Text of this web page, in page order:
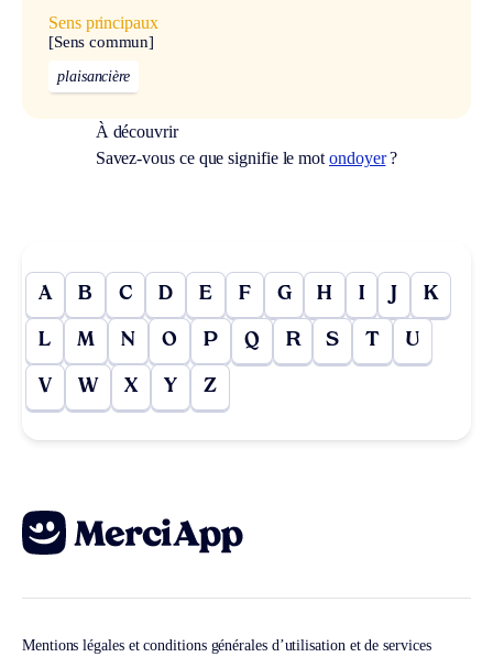
Sens principaux
[Sens commun]
plaisancière
À découvrir
Savez-vous ce que signifie le mot ondoyer?
A B C D E F G H I J K
L M N O P Q R S T U
V W X Y Z
Mentions légales et conditions générales d’utilisation et de services